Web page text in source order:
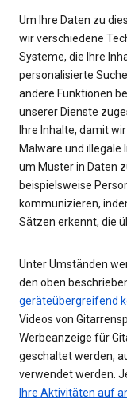
Um Ihre Daten zu
wir verschiedene
Systeme, die Ihre
personalisierte
andere Funktionen
unserer Dienste
Ihre Inhalte, damit wir
Malware und illegale
um Muster in Daten
beispielsweise
kommunizieren,
Sätzen erkennt, die
Unter Umständen
den oben
geräteübergreifend
Videos von
Werbeanzeige für
geschaltet werden,
verwendet werden.
Ihre Aktivitäten auf